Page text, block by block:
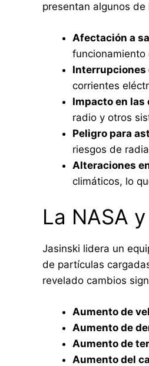
presentan algunos
Afectación a
funcionamiento
Interrupciones
corrientes
Impacto en
radio y otros
Peligro para
riesgos de
Alteraciones
climáticos, lo
La NASA
Jasinski lidera un
de partículas
revelado cambios
Aumento de
Aumento de
Aumento de
Aumento del